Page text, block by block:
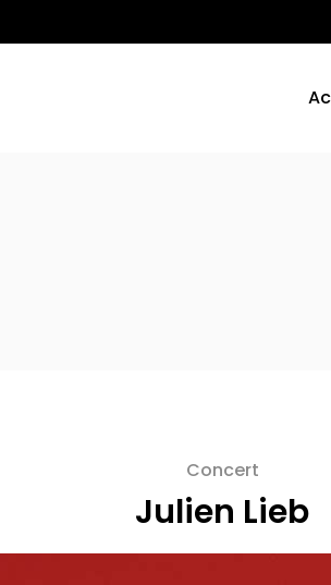
Concert
Julien Lieb